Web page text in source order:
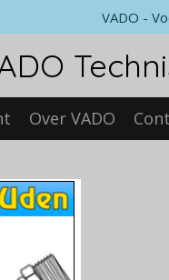
VADO -
Over VADO